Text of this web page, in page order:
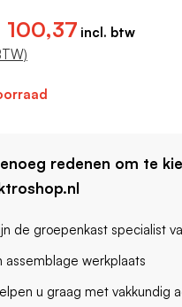
100,37
redenen om te
de groepenkast specialist
assemblage werkplaats
u graag met vakkundig